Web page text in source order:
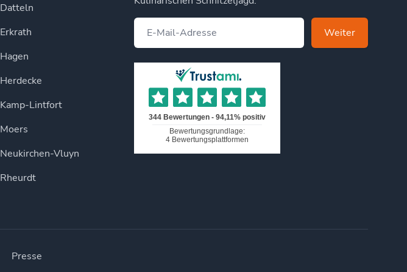
Datteln
Erkrath
Hagen
Herdecke
Kamp-Lintfort
Moers
Neukirchen-Vluyn
Rheurdt
Weiter
Presse